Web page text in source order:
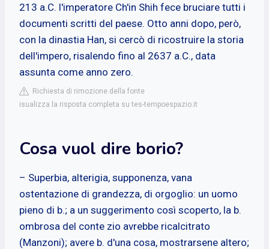
213 a.C. l'imperatore Ch'in Shih fece bruciare tutti i
documenti scritti del paese. Otto anni dopo, però,
con la dinastia Han, si cercò di ricostruire la storia
dell'impero, risalendo fino al 2637 a.C., data
assunta come anno zero.
Richiesta di rimozione della fonte
isualizza la risposta completa su tes-tempoespazio.it
Cosa vuol dire borio?
– Superbia, alterigia, supponenza, vana
ostentazione di grandezza, di orgoglio: un uomo
pieno di b.; a un suggerimento così scoperto, la b.
ombrosa del conte zio avrebbe ricalcitrato
(Manzoni); avere b. d'una cosa, mostrarsene altero;